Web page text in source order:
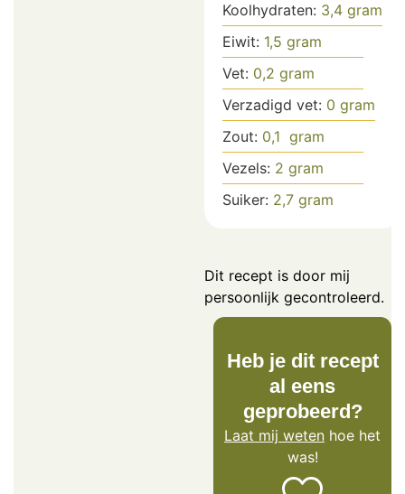
Koolhydraten: 3,4 gram
Eiwit: 1,5 gram
Vet: 0,2 gram
Verzadigd vet: 0 gram
Zout: 0,1 gram
Vezels: 2 gram
Suiker: 2,7 gram
Dit recept is door mij
persoonlijk gecontroleerd.
Heb je dit recept
al eens
geprobeerd?
Laat mij weten hoe het
was!